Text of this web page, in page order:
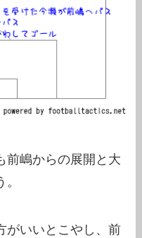
前嶋からの展開と大
がいいとこやし、前